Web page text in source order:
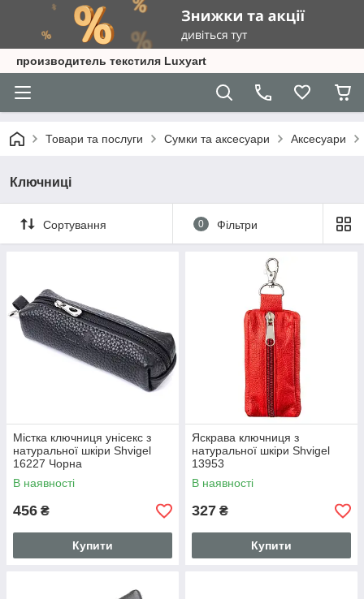
производитель текстиля Luxyart
Товари та послуги Сумки та аксесуари Аксесуари
Ключниці
Сортування 0 Фільтри
Містка ключниця унісекс з
натуральної шкіри Shvigel
16227 Чорна
В наявності
456 ₴
Купити
Яскрава ключниця з
натуральної шкіри Shvigel
13953
В наявності
327 ₴
Купити